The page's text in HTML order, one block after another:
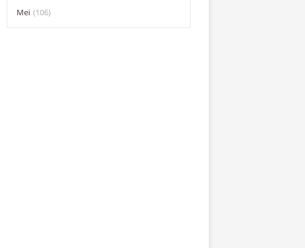
Mei (106)